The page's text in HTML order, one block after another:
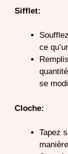
Sifflet:
ce
se
Cloche:
Tapez